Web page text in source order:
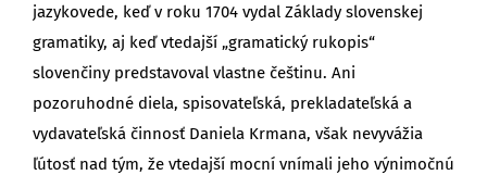
jazykovede, keď v roku 1704 vydal Základy slovenskej
gramatiky, aj keď vtedajší „gramatický rukopis“
slovenčiny predstavoval vlastne češtinu. Ani
pozoruhodné diela, spisovateľská, prekladateľská a
vydavateľská činnosť Daniela Krmana, však nevyvážia
ľútosť nad tým, že vtedajší mocní vnímali jeho výnimočnú